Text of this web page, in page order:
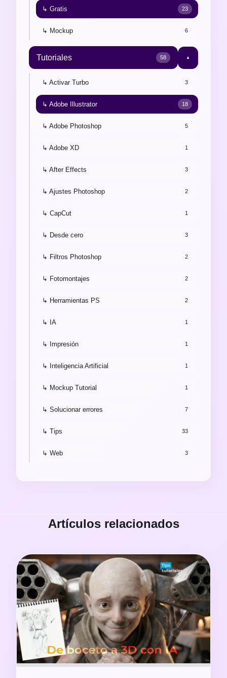
↳ Gratis 23
↳ Mockup 6
Tutoriales 58 ▼
↳ Activar Turbo 3
↳ Adobe Illustrator 18
↳ Adobe Photoshop 5
↳ Adobe XD 1
↳ After Effects 3
↳ Ajustes Photoshop 2
↳ CapCut 1
↳ Desde cero 3
↳ Filtros Photoshop 2
↳ Fotomontajes 2
↳ Herramientas PS 2
↳ IA 1
↳ Impresión 1
↳ Inteligencia Artificial 1
↳ Mockup Tutorial 1
↳ Solucionar errores 7
↳ Tips 33
↳ Web 3
Artículos relacionados